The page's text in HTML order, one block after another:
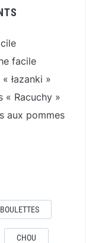
facile
łazanki »
« Racuchy »
aux pommes
BOULETTES
CHOU